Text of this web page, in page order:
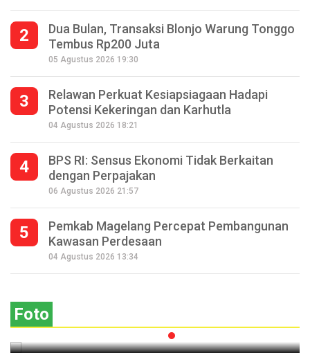
2
Dua Bulan, Transaksi Blonjo Warung Tonggo
Tembus Rp200 Juta
05 Agustus 2026 19:30
3
Relawan Perkuat Kesiapsiagaan Hadapi
Potensi Kekeringan dan Karhutla
04 Agustus 2026 18:21
4
BPS RI: Sensus Ekonomi Tidak Berkaitan
dengan Perpajakan
06 Agustus 2026 21:57
5
Pemkab Magelang Percepat Pembangunan
Kawasan Perdesaan
04 Agustus 2026 13:34
Foto
Seperempat Abad Perhelatan Festival
Lima Gunung XXV Kobarkan Semangat